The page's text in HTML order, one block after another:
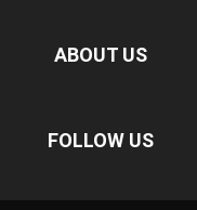
ABOUT US
FOLLOW US